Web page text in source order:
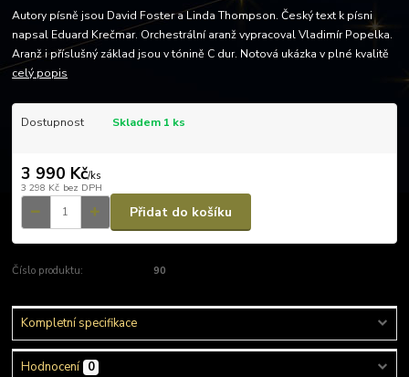
Autory písně jsou David Foster a Linda Thompson. Český text k písni
napsal Eduard Krečmar. Orchestrální aranž vypracoval Vladimír Popelka.
Aranž i příslušný základ jsou v tónině C dur. Notová ukázka v plné kvalitě
celý popis
Dostupnost Skladem 1 ks
3 990 Kč/ks
3 298 Kč bez DPH
Přidat do košíku
Číslo produktu: 90
Kompletní specifikace
Hodnocení 0